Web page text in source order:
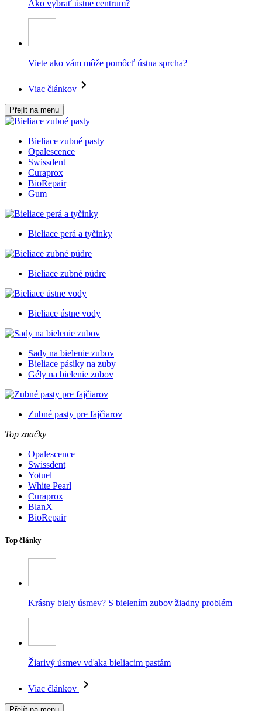
Ako vybrať ústne centrum?
Viete ako vám môže pomôcť ústna sprcha?
Viac článkov
Přejít na menu
Bieliace zubné pasty
Opalescence
Swissdent
Curaprox
BioRepair
Gum
Bieliace perá a tyčinky
Bieliace zubné púdre
Bieliace ústne vody
Sady na bielenie zubov
Bieliace pásiky na zuby
Gély na bielenie zubov
Zubné pasty pre fajčiarov
Top značky
Opalescence
Swissdent
Yotuel
White Pearl
Curaprox
BlanX
BioRepair
Top články
Krásny biely úsmev? S bielením zubov žiadny problém
Žiarivý úsmev vďaka bieliacim pastám
Viac článkov